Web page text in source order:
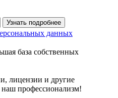
Узнать подробнее
данных
база собственных
лицензии и другие
профессионализм!